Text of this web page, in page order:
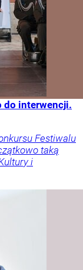
do interwencji.
Festiwalu
taką
i